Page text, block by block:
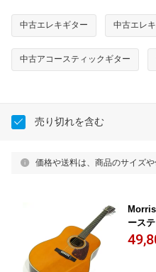
中古エレキギター 中古エレ
中古アコースティックギター
売り切れを含む
価格や送料は、商品のサイズ
ース
ップ/